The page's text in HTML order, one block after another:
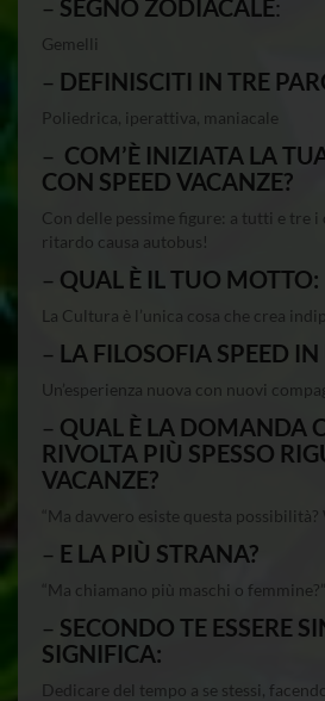
– SEGNO ZODIACALE:
Gemelli
– DEFINISCITI IN TRE
Poliedrica, iperattiva, maniacale
– COM’È INIZIATA LA
CON SPEED VACANZE?
Con delle pessime figure: a tutti e tre
ritardo causa autobus!
– QUAL È IL TUO MOTTO:
La Cultura è l’unica cosa che crea
– LA FILOSOFIA SPEED
Un’esperienza nuova con nuovi
– QUAL È LA DOMANDA
RIVOLTA PIÙ SPESSO
VACANZE?
“Ma davvero esiste questa possibilità?
– E LA PIÙ STRANA?
“Ma chiamano più maschi o femmine?”
– SECONDO TE ESSERE
SIGNIFICA:
Dedicare del tempo a se stessi,